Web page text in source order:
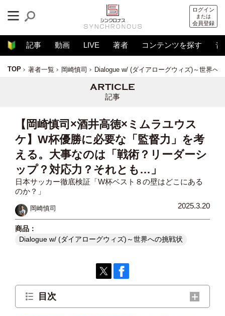
ログイン
または
会員登録
記事 動画 LIVE 著者 コンテンツを探す 音
TOP 著者一覧 岡崎慎司 Dialogue w/ (ダイアローグウィズ)～世界へ
記事
【岡崎慎司×酒井高徳×ミムラユウス
ケ】W杯優勝に必要な「監督力」を考
える。大事なのは「戦術？リーダーシ
ップ？対応力？それとも…」
日本サッカー徹底検証「W杯ベスト８の壁はどこにある
のか？」
岡崎慎司 2025.3.20
Dialogue w/ (ダイアローグウィズ)～世界への挑戦状
目次